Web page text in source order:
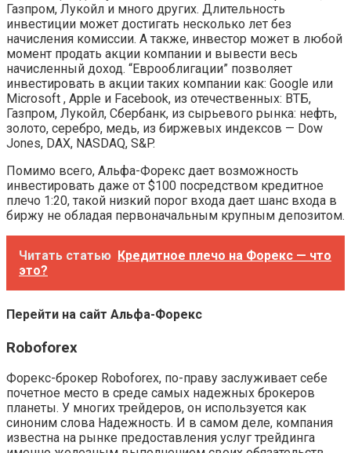
Газпром, Лукойл и много других. Длительность
инвестиции может достигать несколько лет без
начисления комиссии. А также, инвестор может в любой
момент продать акции компании и вывести весь
начисленный доход. “Еврооблигации” позволяет
инвестировать в акции таких компании как: Google или
Microsoft , Apple и Facebook, из отечественных: ВТБ,
Газпром, Лукойл, Сбербанк, из сырьевого рынка: нефть,
золото, серебро, медь, из биржевых индексов — Dow
Jones, DAX, NASDAQ, S&P.
Помимо всего, Альфа-Форекс дает возможность
инвестировать даже от $100 посредством кредитное
плечо 1:20, такой низкий порог входа дает шанс входа в
биржу не обладая первоначальным крупным депозитом.
Читать статью Кредитное плечо на Форекс — что
это?
Перейти на сайт Альфа-Форекс
Roboforex
Форекс-брокер Roboforex, по-праву заслуживает себе
почетное место в среде самых надежных брокеров
планеты. У многих трейдеров, он используется как
синоним слова Надежность. И в самом деле, компания
известна на рынке предоставления услуг трейдинга